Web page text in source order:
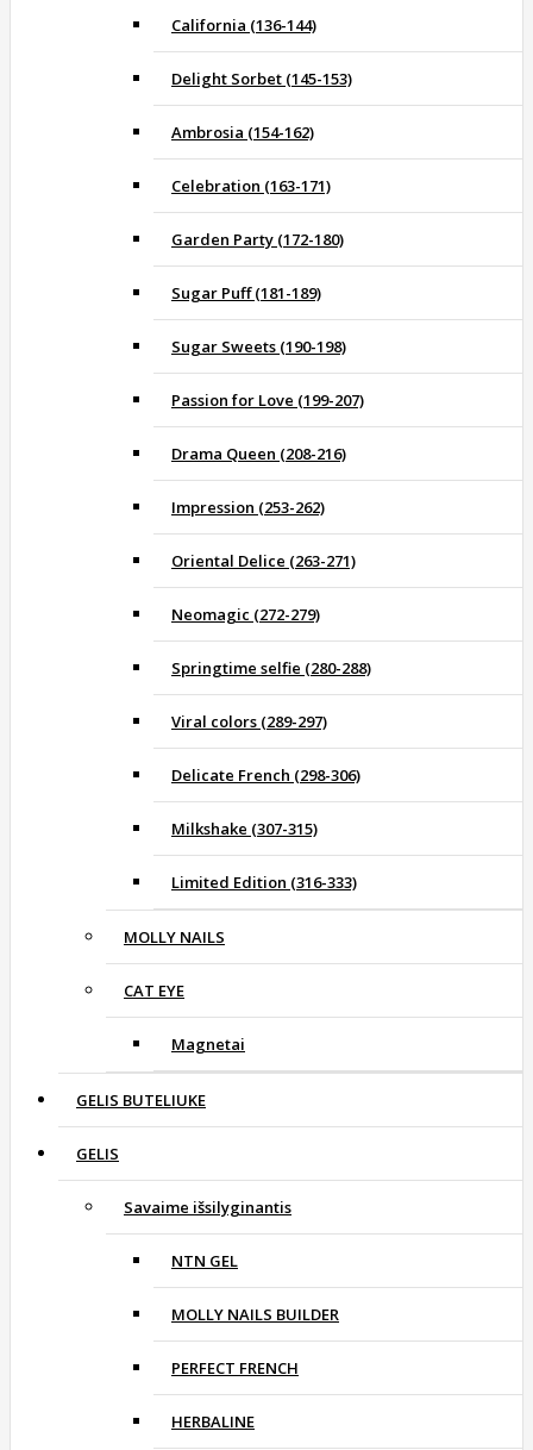
California (136-144)
Delight Sorbet (145-153)
Ambrosia (154-162)
Celebration (163-171)
Garden Party (172-180)
Sugar Puff (181-189)
Sugar Sweets (190-198)
Passion for Love (199-207)
Drama Queen (208-216)
Impression (253-262)
Oriental Delice (263-271)
Neomagic (272-279)
Springtime selfie (280-288)
Viral colors (289-297)
Delicate French (298-306)
Milkshake (307-315)
Limited Edition (316-333)
MOLLY NAILS
CAT EYE
Magnetai
GELIS BUTELIUKE
GELIS
Savaime išsilyginantis
NTN GEL
MOLLY NAILS BUILDER
PERFECT FRENCH
HERBALINE